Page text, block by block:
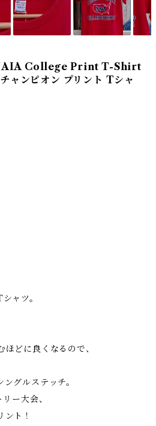
College Print T-Shirt
ャンピオン プリント Tシャ
ャツ。
どに良くなるので、
グルステッチ。
ー大会、
ト！